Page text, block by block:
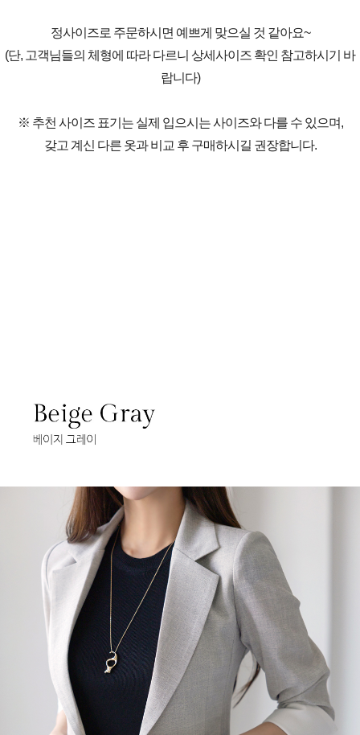
정사이즈로 주문하시면 예쁘게 맞으실 것 같아요~
(단, 고객님들의 체형에 따라 다르니 상세사이즈 확인 참고하시기 바
랍니다)
※ 추천 사이즈 표기는 실제 입으시는 사이즈와 다를 수 있으며,
갖고 계신 다른 옷과 비교 후 구매하시길 권장합니다.